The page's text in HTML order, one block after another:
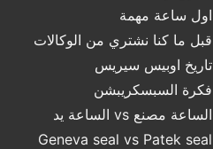
اول ساعة مهمة
قبل ما كنا نشتري من الوكالات
تاريخ اوبيس سيريس
فكرة السبسكريبشن
الساعة مصنع vs الساعة يد
Geneva seal vs Patek seal